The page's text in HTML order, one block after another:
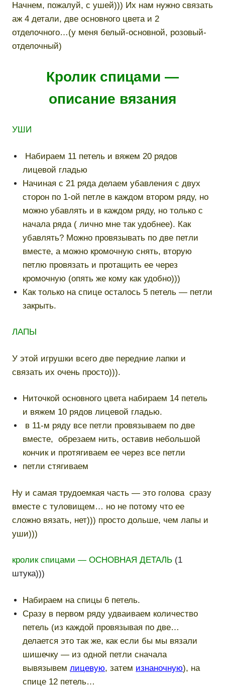
Начнем, пожалуй, с ушей))) Их нам нужно связать
аж 4 детали, две основного цвета и 2
отделочного…(у меня белый-основной, розовый-
отделочный)
Кролик спицами —
описание вязания
УШИ
Набираем 11 петель и вяжем 20 рядов
лицевой гладью
Начиная с 21 ряда делаем убавления с двух
сторон по 1-ой петле в каждом втором ряду, но
можно убавлять и в каждом ряду, но только с
начала ряда ( лично мне так удобнее). Как
убавлять? Можно провязывать по две петли
вместе, а можно кромочную снять, вторую
петлю провязать и протащить ее через
кромочную (опять же кому как удобно)))
Как только на спице осталось 5 петель — петли
закрыть.
ЛАПЫ
У этой игрушки всего две передние лапки и
связать их очень просто))).
Ниточкой основного цвета набираем 14 петель
и вяжем 10 рядов лицевой гладью.
в 11-м ряду все петли провязываем по две
вместе, обрезаем нить, оставив небольшой
кончик и протягиваем ее через все петли
петли стягиваем
Ну и самая трудоемкая часть — это голова сразу
вместе с туловищем… но не потому что ее
сложно вязать, нет))) просто дольше, чем лапы и
уши)))
кролик спицами — ОСНОВНАЯ ДЕТАЛЬ (1
штука)))
Набираем на спицы 6 петель.
Сразу в первом ряду удваиваем количество
петель (из каждой провязывая по две…
делается это так же, как если бы мы вязали
шишечку — из одной петли сначала
вывязывемлицевую, затем изнаночную), на
спице 12 петель…